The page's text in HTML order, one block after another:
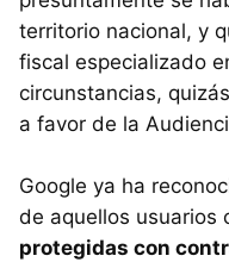
territorio nacional, y
fiscal especializado
circunstancias,
a favor de la
Google ya ha
de aquellos usuarios
protegidas con